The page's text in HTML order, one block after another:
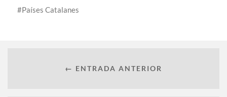
Países Catalanes
← ENTRADA ANTERIOR